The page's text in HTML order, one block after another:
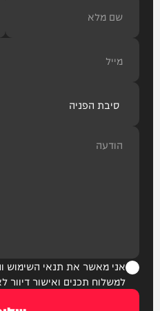
אני מאשר את תנאי השימוש
למשלוח תכנים ואישור